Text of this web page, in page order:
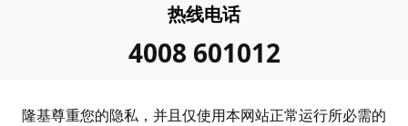
热线电话
4008 601012
隆基尊重您的隐私，并且仅使用本网站正常运行所必需的